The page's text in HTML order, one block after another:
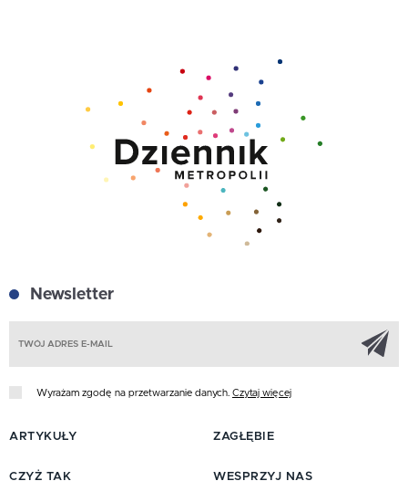
Newsletter
Wyrażam zgodę na przetwarzanie danych. Czytaj więcej
ARTYKUŁY
CZYŻ TAK
ZAGŁĘBIE
WESPRZYJ NAS